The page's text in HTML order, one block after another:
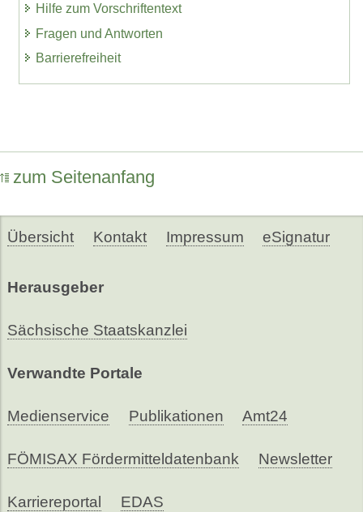
Hilfe zum Vorschriftentext
Fragen und Antworten
Barrierefreiheit
zum Seitenanfang
Übersicht Kontakt Impressum eSignatur
Herausgeber
Sächsische Staatskanzlei
Verwandte Portale
Medienservice Publikationen Amt24
FÖMISAX Fördermitteldatenbank Newsletter
Karriereportal EDAS